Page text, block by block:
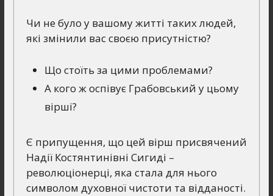
Чи не було у вашому житті таких людей,
які змінили вас своєю присутністю?
Що стоїть за цими проблемами?
А кого ж оспівує Грабовський у цьому
вірші?
Є припущення, що цей вірш присвячений
Надії Костянтинівні Сигиді –
революціонерці, яка стала для нього
символом духовної чистоти та відданості.